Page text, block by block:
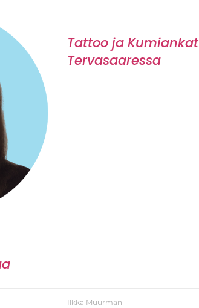
Tattoo ja Kumiankat
Tervasaaressa
Ilkka Muurman